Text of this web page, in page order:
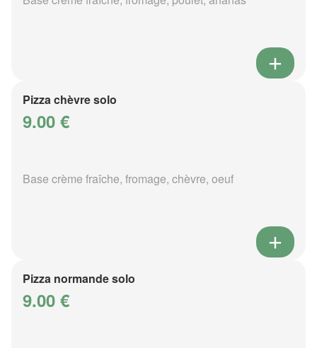
Pizza chèvre solo
9.00 €
Base crème fraîche, fromage, chèvre, oeuf
Pizza normande solo
9.00 €